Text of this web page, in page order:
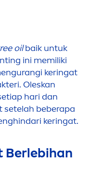
oilbaik untuk
ini memiliki
gurangi keringat
Oleskan
hari dan
setelah beberapa
ghindari keringat.
Berlebihan